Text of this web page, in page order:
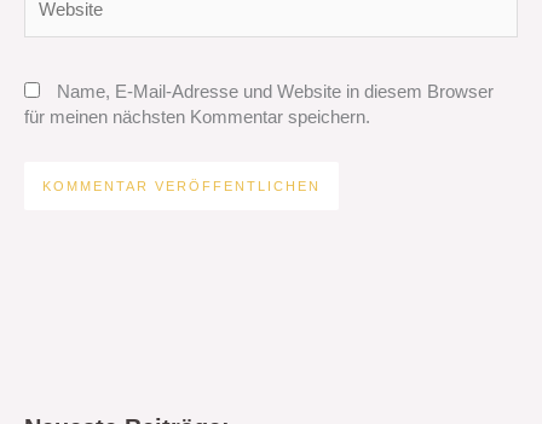
Name, E-Mail-Adresse und Website in diesem Browser
für meinen nächsten Kommentar speichern.